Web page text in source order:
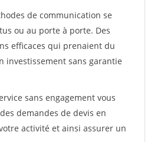
de communication se
ou au porte à porte. Des
efficaces qui prenaient du
investissement sans garantie
sans engagement vous
demandes de devis en
activité et ainsi assurer un